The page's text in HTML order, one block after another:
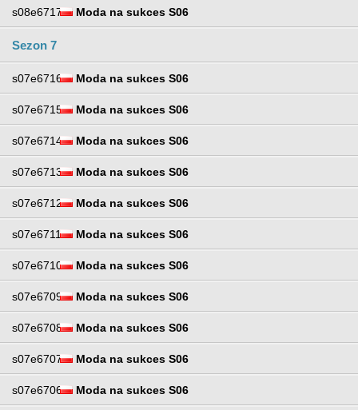
s08e6717 Moda na sukces S06
Sezon 7
s07e6716 Moda na sukces S06
s07e6715 Moda na sukces S06
s07e6714 Moda na sukces S06
s07e6713 Moda na sukces S06
s07e6712 Moda na sukces S06
s07e6711 Moda na sukces S06
s07e6710 Moda na sukces S06
s07e6709 Moda na sukces S06
s07e6708 Moda na sukces S06
s07e6707 Moda na sukces S06
s07e6706 Moda na sukces S06